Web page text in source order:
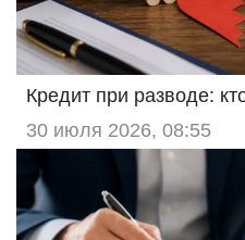
Кредит при разводе:
30 июля 2026, 08:55